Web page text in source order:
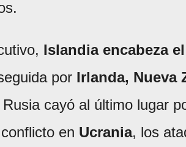
Islandia encabeza
por Irlanda, Nueva
cayó al último lugar
en Ucrania, los